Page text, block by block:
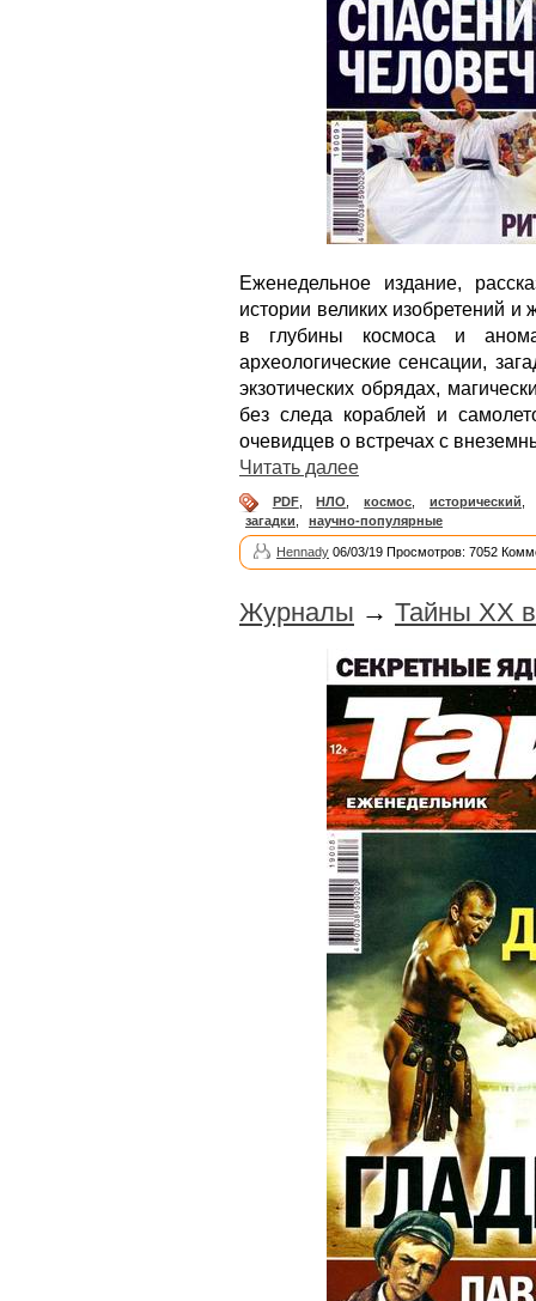
Еженедельное издание,
истории великих изобретений
в глубины космоса и
археологические сенсации,
экзотических обрядах,
без следа кораблей и
очевидцев о встречах с
Читать далее
PDF, НЛО космос исторический
загадки
научно-популярные
Hennady 06/03/19 Просмотров: 7052
Журналы → Тайны XX